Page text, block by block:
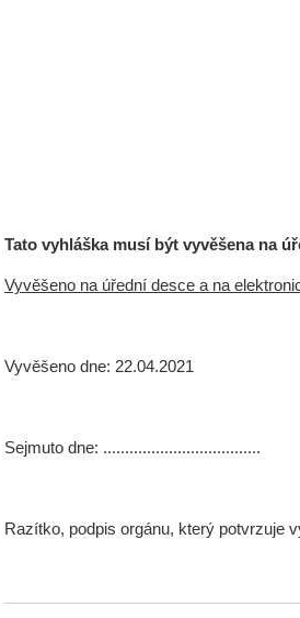
Tato vyhláška musí být vyvěšena na
Vyvěšeno na úřední desce a na
Vyvěšeno dne: 22.04.2021
Sejmuto dne: ....................................
Razítko, podpis orgánu, který potvrzuje